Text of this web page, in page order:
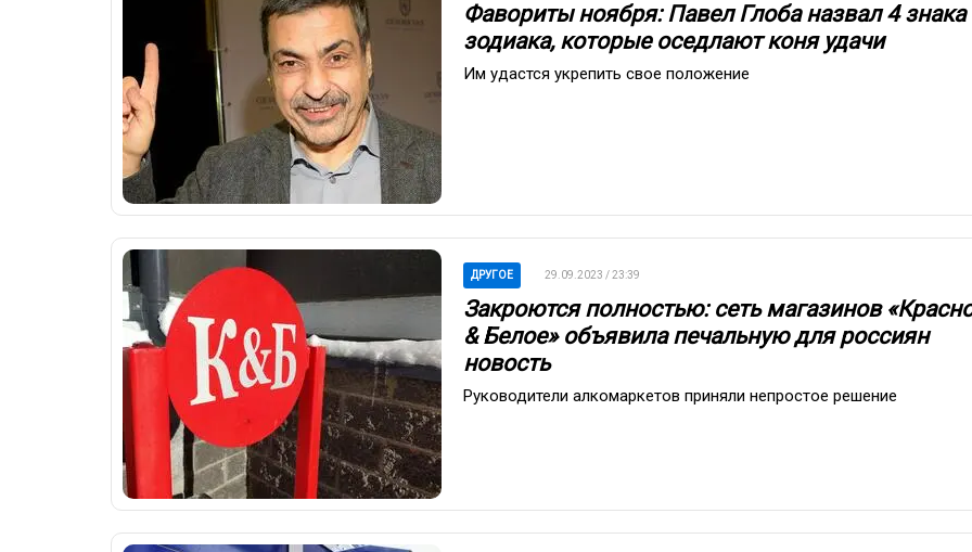
Фавориты ноября: Павел Глоба назвал 4 знака
зодиака, которые оседлают коня удачи
Им удастся укрепить свое положение
ДРУГОЕ 29.09.2023 / 23:39
Закроются полностью: сеть магазинов
& Белое» объявила печальную для россиян
новость
Руководители алкомаркетов приняли непростое решение